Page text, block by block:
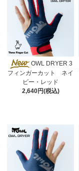
OWL DRYER 3
フィンガーカット ネイ
ビー・レッド
2,640円(税込)